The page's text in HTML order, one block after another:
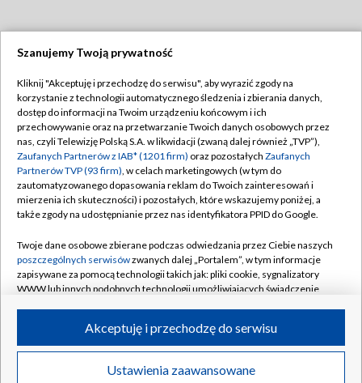
TVP
Abonament TVP
Emisja w TVP
Centrum informacji TVP
Naziemna Telewizja Cyfrowa
Rada Programowa
System NOS
Informacje o nadawcy
Program dla prasy
Regulamin TVP
Polityka prywatności
Moje zgody
Pomoc
Kontakt
Kanały
©2026 Telewizja Polska S.A. w likwidacji
Szanujemy Twoją prywatność
Kliknij "Akceptuję i przechodzę do serwisu", aby wyrazić zgody na
korzystanie z technologii automatycznego śledzenia i zbierania danych,
dostęp do informacji na Twoim urządzeniu końcowym i ich
przechowywanie oraz na przetwarzanie Twoich danych osobowych przez
nas, czyli Telewizję Polską S.A. w likwidacji (zwaną dalej również „TVP”),
Zaufanych Partnerów z IAB* (1201 firm) oraz pozostałych Zaufanych
Partnerów TVP (93 firm), w celach marketingowych (w tym do
zautomatyzowanego dopasowania reklam do Twoich zainteresowań i
mierzenia ich skuteczności) i pozostałych, które wskazujemy poniżej, a
także zgody na udostępnianie przez nas identyfikatora PPID do Google.
Twoje dane osobowe zbierane podczas odwiedzania przez Ciebie naszych
poszczególnych serwisówzwanych dalej „Portalem”, w tym informacje
zapisywane za pomocą technologii takich jak: pliki cookie, sygnalizatory
WWW lub innych podobnych technologii umożliwiających świadczenie
ruchu w Internecie.
Twoje dane osobowe zbierane podczas odwiedzania przez Ciebie
poszczególnych serwisówna Portalu, takie jak adresy IP, identyfikatory
Ustawienia zaawansowane
Akceptuję i przechodzę do serwisu